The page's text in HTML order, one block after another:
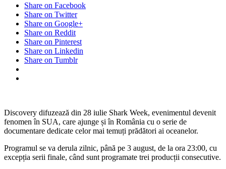
Share on Facebook
Share on Twitter
Share on Google+
Share on Reddit
Share on Pinterest
Share on Linkedin
Share on Tumblr
Discovery difuzează din 28 iulie Shark Week, evenimentul devenit
fenomen în SUA, care ajunge și în România cu o serie de
documentare dedicate celor mai temuți prădători ai oceanelor.
Programul se va derula zilnic, până pe 3 august, de la ora 23:00, cu
excepția serii finale, când sunt programate trei producții consecutive.